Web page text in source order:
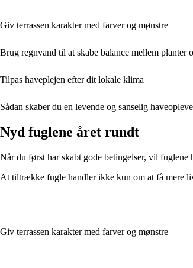
Giv terrassen karakter med farver og mønstre
Brug regnvand til at skabe balance mellem planter
Tilpas haveplejen efter dit lokale klima
Sådan skaber du en levende og sanselig
Nyd fuglene året rundt
Når du først har skabt gode betingelser, vil
At tiltrække fugle handler ikke kun om at få mere
Giv terrassen karakter med farver og mønstre